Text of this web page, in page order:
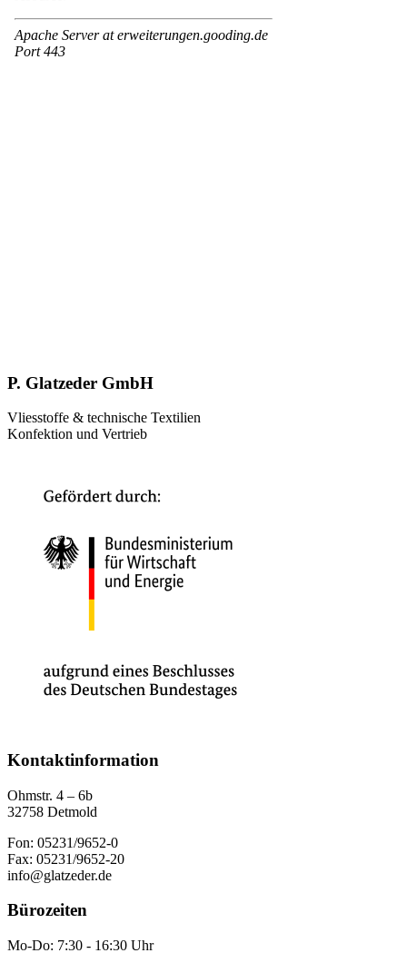
P. Glatzeder GmbH
Vliesstoffe & technische Textilien
Konfektion und Vertrieb
Kontaktinformation
Ohmstr. 4 – 6b
32758 Detmold
Fon: 05231/9652-0
Fax: 05231/9652-20
info@glatzeder.de
Bürozeiten
Mo-Do: 7:30 - 16:30 Uhr